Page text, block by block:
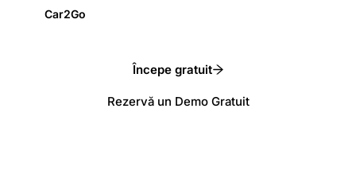
Car2Go
Începe gratuit
Rezervă un Demo Gratuit